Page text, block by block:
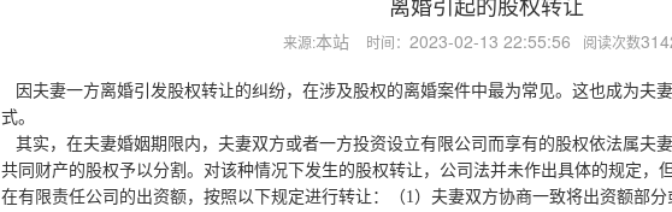
来源:本站 时间： 2023-02-13 22:55:56 阅读次数
因夫妻一方离婚引发股权转让的纠纷，在涉及股权的离婚案件中最为常见。这也成为夫
式。
其实，在夫妻婚姻期限内，夫妻双方或者一方投资设立有限公司而享有的股权依法属夫
共同财产的股权予以分割。对该种情况下发生的股权转让，公司法并未作出具体的规定，
在有限责任公司的出资额，按照以下规定进行转让：（1）夫妻双方协商一致将出资额部